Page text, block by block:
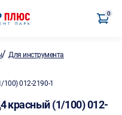
0
/Для инструмента
012-2190-1
красный (1/100) 012-